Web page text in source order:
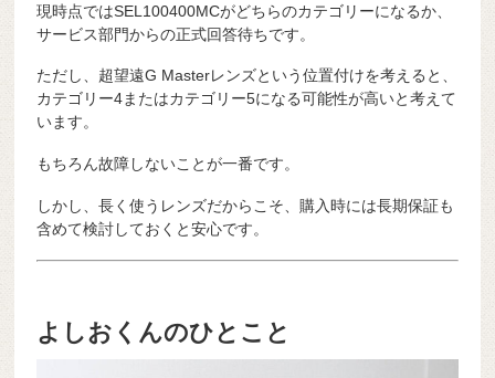
現時点ではSEL100400MCがどちらのカテゴリーになるか、
サービス部門からの正式回答待ちです。
ただし、超望遠G Masterレンズという位置付けを考えると、
カテゴリー4またはカテゴリー5になる可能性が高いと考えて
います。
もちろん故障しないことが一番です。
しかし、長く使うレンズだからこそ、購入時には長期保証も
含めて検討しておくと安心です。
よしおくんのひとこと